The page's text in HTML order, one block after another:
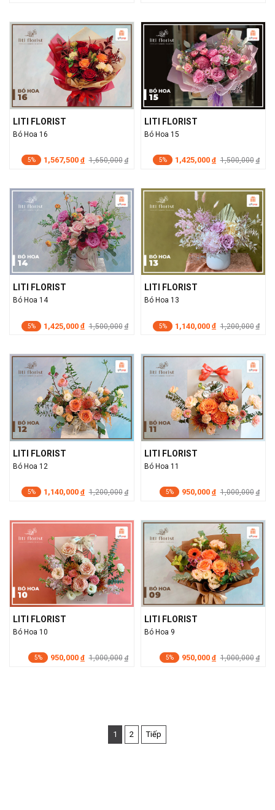
LITI FLORIST
Bó Hoa 16
5% 1,567,500 đ 1,650,000 đ
LITI FLORIST
Bó Hoa 15
5% 1,425,000 đ 1,500,000 đ
LITI FLORIST
Bó Hoa 14
5% 1,425,000 đ 1,500,000 đ
LITI FLORIST
Bó Hoa 13
5% 1,140,000 đ 1,200,000 đ
LITI FLORIST
Bó Hoa 12
5% 1,140,000 đ 1,200,000 đ
LITI FLORIST
Bó Hoa 11
5% 950,000 đ 1,000,000 đ
LITI FLORIST
Bó Hoa 10
5% 950,000 đ 1,000,000 đ
LITI FLORIST
Bó Hoa 9
5% 950,000 đ 1,000,000 đ
1 2 Tiếp